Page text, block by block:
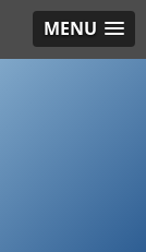
MENU